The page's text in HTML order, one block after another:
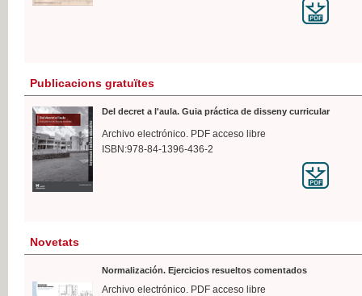
Publicacions gratuïtes
Del decret a l'aula. Guia práctica de disseny curricular
Archivo electrónico. PDF acceso libre
ISBN:978-84-1396-436-2
Novetats
Normalización. Ejercicios resueltos comentados
Archivo electrónico. PDF acceso libre